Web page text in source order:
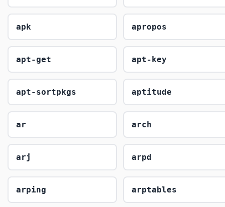
apk apropos
apt-get apt-key
apt-sortpkgs aptitude
ar arch
arj arpd
arping arptables